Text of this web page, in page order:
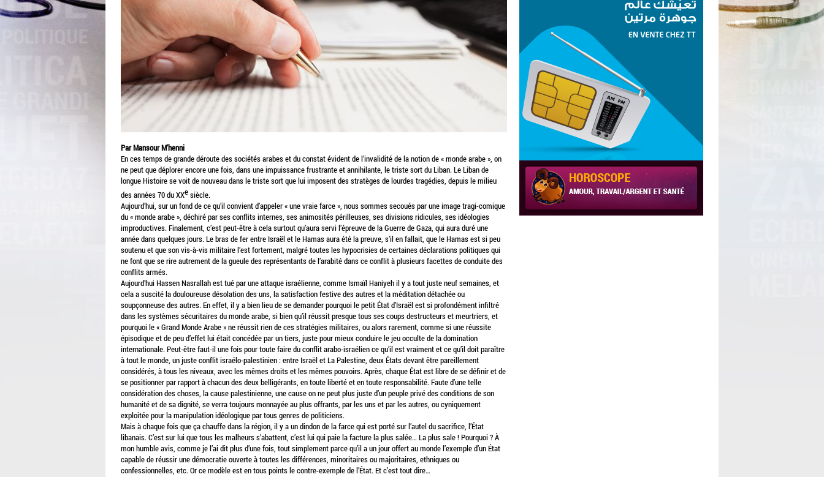
Par Mansour M’henni
En ces temps de grande déroute des sociétés arabes et du constat évident de l’invalidité de la notion de « monde arabe », on
ne peut que déplorer encore une fois, dans une impuissance frustrante et annihilante, le triste sort du Liban. Le Liban de
longue Histoire se voit de nouveau dans le triste sort que lui imposent des stratèges de lourdes tragédies, depuis le milieu
des années 70 du XXesiècle.
Aujourd’hui, sur un fond de ce qu’il convient d’appeler « une vraie farce », nous sommes secoués par une image tragi-comique
du « monde arabe », déchiré par ses conflits internes, ses animosités périlleuses, ses divisions ridicules, ses idéologies
improductives. Finalement, c’est peut-être à cela surtout qu’aura servi l’épreuve de la Guerre de Gaza, qui aura duré une
année dans quelques jours. Le bras de fer entre Israël et le Hamas aura été la preuve, s’il en fallait, que le Hamas est si peu
soutenu et que son vis-à-vis militaire l’est fortement, malgré toutes les hypocrisies de certaines déclarations politiques qui
ne font que se rire autrement de la gueule des représentants de l’arabité dans ce conflit à plusieurs facettes de conduite des
conflits armés.
Aujourd’hui Hassen Nasrallah est tué par une attaque israélienne, comme Ismaïl Haniyeh il y a tout juste neuf semaines, et
cela a suscité la douloureuse désolation des uns, la satisfaction festive des autres et la méditation détachée ou
soupçonneuse des autres. En effet, il y a bien lieu de se demander pourquoi le petit État d’Israël est si profondément infiltré
dans les systèmes sécuritaires du monde arabe, si bien qu’il réussit presque tous ses coups destructeurs et meurtriers, et
pourquoi le « Grand Monde Arabe » ne réussit rien de ces stratégies militaires, ou alors rarement, comme si une réussite
épisodique et de peu d’effet lui était concédée par un tiers, juste pour mieux conduire le jeu occulte de la domination
internationale. Peut-être faut-il une fois pour toute faire du conflit arabo-israélien ce qu’il est vraiment et ce qu’il doit paraître
à tout le monde, un juste conflit israélo-palestinien : entre Israël et La Palestine, deux États devant être pareillement
considérés, à tous les niveaux, avec les mêmes droits et les mêmes pouvoirs. Après, chaque État est libre de se définir et de
se positionner par rapport à chacun des deux belligérants, en toute liberté et en toute responsabilité. Faute d’une telle
considération des choses, la cause palestinienne, une cause on ne peut plus juste d’un peuple privé des conditions de son
humanité et de sa dignité, se verra toujours monnayée au plus offrants, par les uns et par les autres, ou cyniquement
exploitée pour la manipulation idéologique par tous genres de politiciens.
Mais à chaque fois que ça chauffe dans la région, il y a un dindon de la farce qui est porté sur l’autel du sacrifice, l’État
libanais. C’est sur lui que tous les malheurs s’abattent, c’est lui qui paie la facture la plus salée… La plus sale ! Pourquoi ? À
mon humble avis, comme je l’ai dit plus d’une fois, tout simplement parce qu’il a un jour offert au monde l’exemple d’un État
capable de réussir une démocratie ouverte à toutes les différences, minoritaires ou majoritaires, ethniques ou
confessionnelles, etc. Or ce modèle est en tous points le contre-exemple de l’État. Et c’est tout dire…